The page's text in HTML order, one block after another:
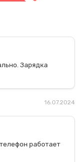
Зарядка
16.07.2024
работает